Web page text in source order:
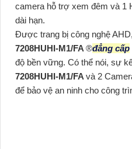
camera hỗ trợ xem đêm và 1
dài hạn.
Được trang bị công nghệ
7208HUHI-M1/FA ®️đẳng cấp
độ bền vững. Có thể nói, sự
7208HUHI-M1/FA và 2
để bảo vệ an ninh cho công